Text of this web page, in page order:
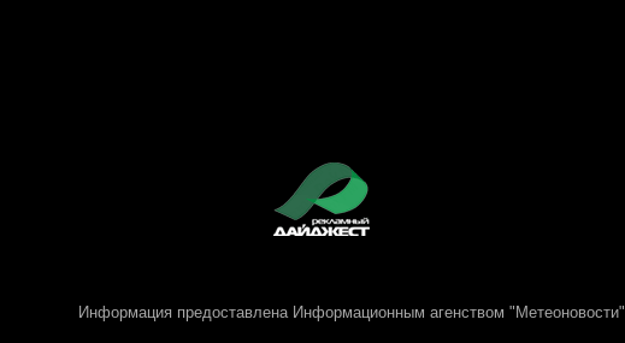
Информация предоставлена Информационным агенством "Метеоновости"